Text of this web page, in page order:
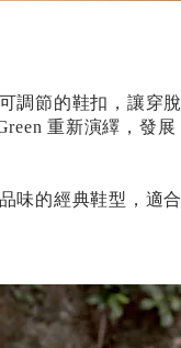
調節的鞋扣，讓穿脫
重新演繹，發展
味的經典鞋型，適合